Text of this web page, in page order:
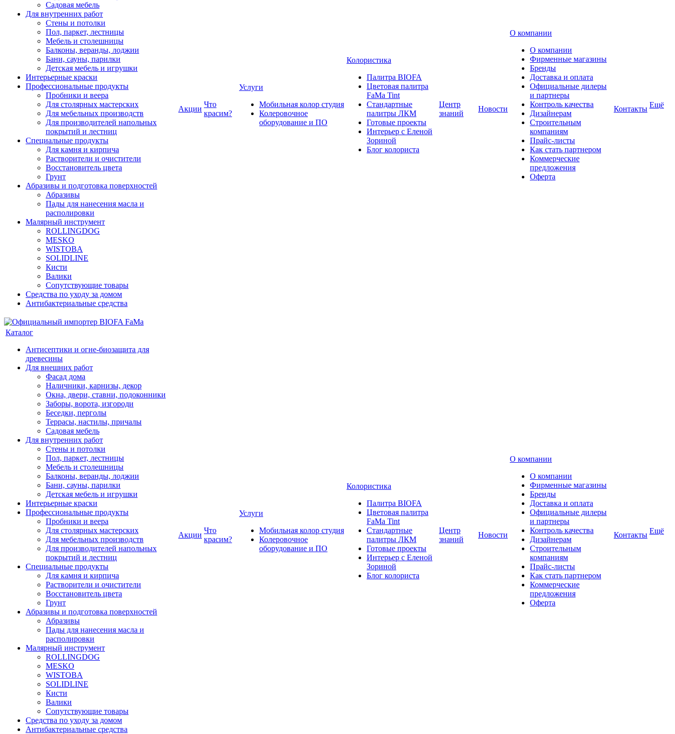
Садовая мебель
Для внутренних работ
Стены и потолки
Пол, паркет, лестницы
Мебель и столешницы
Балконы, веранды, лоджии
Бани, сауны, парилки
Детская мебель и игрушки
Интерьерные краски
Профессиональные продукты
Пробники и веера
Для столярных мастерских
Для мебельных производств
Для производителей напольных
покрытий и лестниц
Специальные продукты
Для камня и кирпича
Растворители и очистители
Восстановитель цвета
Грунт
Абразивы и подготовка поверхностей
Абразивы
Пады для нанесения масла и
располировки
Малярный инструмент
ROLLINGDOG
MESKO
WISTOBA
SOLIDLINE
Кисти
Валики
Сопутствующие товары
Средства по уходу за домом
Антибактериальные средства
Акции
Что
красим?
Услуги
Мобильная колор студия
Колеровочное
оборудование и ПО
Колористика
Палитра BIOFA
Цветовая палитра
FaMa Tint
Стандартные
палитры ЛКМ
Готовые проекты
Интерьер с Еленой
Зориной
Блог колориста
Центр
знаний
Новости
О компании
О компании
Фирменные магазины
Бренды
Доставка и оплата
Официальные дилеры
и партнеры
Контроль качества
Дизайнерам
Строительным
компаниям
Прайс-листы
Как стать партнером
Коммерческие
предложения
Оферта
Контакты Ещё
Каталог
Антисептики и огне-биозащита для
древесины
Для внешних работ
Фасад дома
Наличники, карнизы, декор
Окна, двери, ставни, подоконники
Заборы, ворота, изгороди
Беседки, перголы
Террасы, настилы, причалы
Садовая мебель
Для внутренних работ
Стены и потолки
Пол, паркет, лестницы
Мебель и столешницы
Балконы, веранды, лоджии
Бани, сауны, парилки
Детская мебель и игрушки
Интерьерные краски
Профессиональные продукты
Пробники и веера
Для столярных мастерских
Для мебельных производств
Для производителей напольных
покрытий и лестниц
Специальные продукты
Для камня и кирпича
Растворители и очистители
Восстановитель цвета
Грунт
Абразивы и подготовка поверхностей
Абразивы
Пады для нанесения масла и
располировки
Малярный инструмент
ROLLINGDOG
MESKO
WISTOBA
SOLIDLINE
Кисти
Валики
Сопутствующие товары
Средства по уходу за домом
Антибактериальные средства
Акции
Что
красим?
Услуги
Мобильная колор студия
Колеровочное
оборудование и ПО
Колористика
Палитра BIOFA
Цветовая палитра
FaMa Tint
Стандартные
палитры ЛКМ
Готовые проекты
Интерьер с Еленой
Зориной
Блог колориста
Центр
знаний
Новости
О компании
О компании
Фирменные магазины
Бренды
Доставка и оплата
Официальные дилеры
и партнеры
Контроль качества
Дизайнерам
Строительным
компаниям
Прайс-листы
Как стать партнером
Коммерческие
предложения
Оферта
Контакты Ещё